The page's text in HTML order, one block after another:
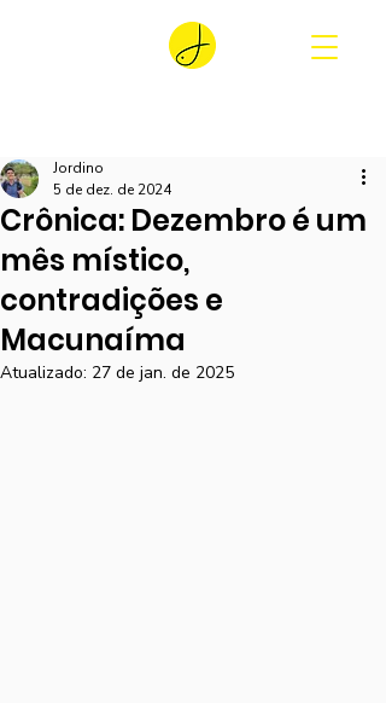
Crônica: Dezembro é um
mês místico,
contradições e
Macunaíma
Jordino
5 de dez. de 2024
Atualizado: 27 de jan. de 2025